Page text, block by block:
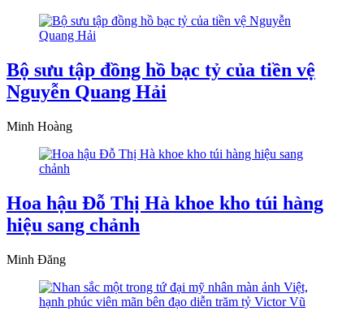
Bộ sưu tập đồng hồ bạc tỷ của tiền vệ
Nguyễn Quang Hải
Minh Hoàng
Hoa hậu Đỗ Thị Hà khoe kho túi hàng
hiệu sang chảnh
Minh Đăng